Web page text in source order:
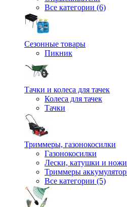
Все категории (6)
Сезонные товары
Пикник
Тачки и колеса для тачек
Колеса для тачек
Тачки
Триммеры, газонокосилки
Газонокосилки
Лески, катушки и ножи
Триммеры
Все категории (5)